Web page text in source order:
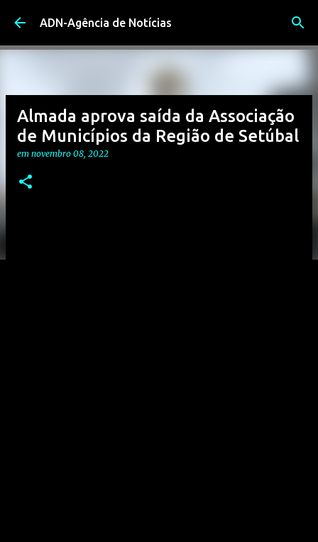
Avançar para o conteúdo principal
ADN-Agência de Notícias
Almada aprova saída da Associação
de Municípios da Região de Setúbal
em novembro 08, 2022